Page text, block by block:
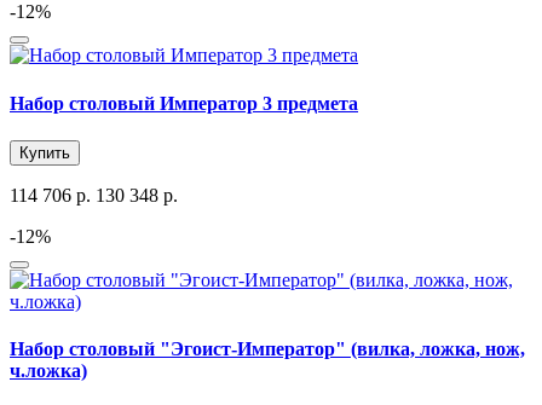
-12%
Набор столовый Император 3 предмета
Купить
114 706 р. 130 348 р.
-12%
Набор столовый "Эгоист-Император" (вилка, ложка, нож,
ч.ложка)